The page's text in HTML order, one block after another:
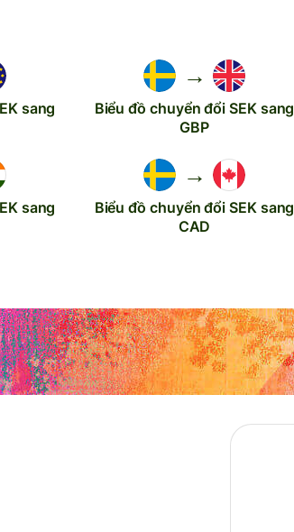
sang
→
Biểu đồ chuyển đổi SEK sang
GBP
sang
→
Biểu đồ chuyển đổi SEK sang
CAD